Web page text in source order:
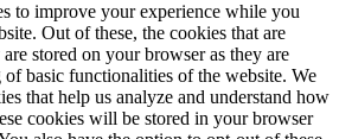
to improve your experience while you
Out of these, the cookies that are
are stored on your browser as they are
basic functionalities of the website. We
that help us analyze and understand how
cookies will be stored in your browser